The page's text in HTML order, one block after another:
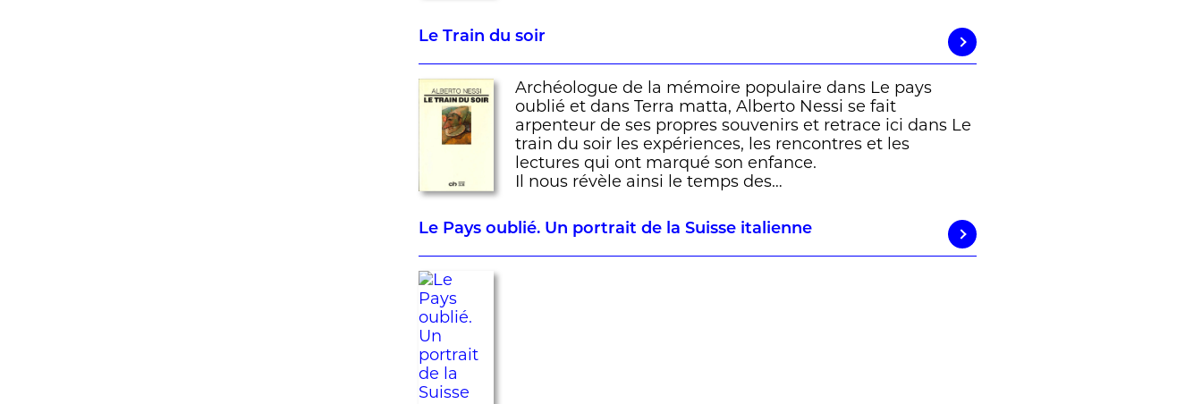
Le Train du soir
Archéologue de la mémoire populaire dans Le pays
oublié et dans Terra matta, Alberto Nessi se fait
arpenteur de ses propres souvenirs et retrace ici dans Le
train du soir les expériences, les rencontres et les
lectures qui ont marqué son enfance.
Il nous révèle ainsi le temps des…
Le Pays oublié. Un portrait de la Suisse italienne